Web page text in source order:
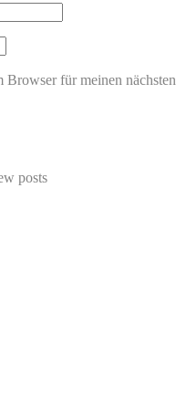
für meinen
posts